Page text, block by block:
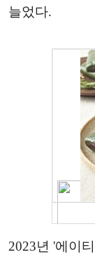
늘었다.
2023년 '에이